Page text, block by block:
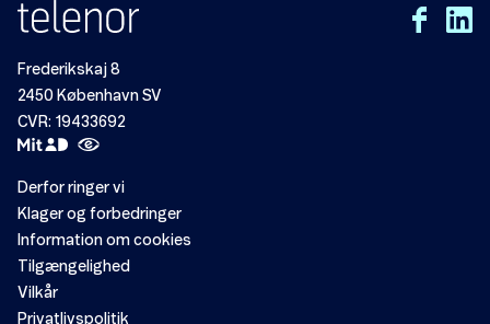
Frederikskaj 8
2450 København SV
CVR: 19433692
Derfor ringer vi
Klager og forbedringer
Information om cookies
Tilgængelighed
Vilkår
Privatlivspolitik